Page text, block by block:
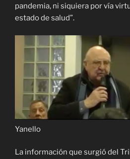
pandemia, ni siquiera por vía
estado de salud”.
Yanello
La información que surgió del